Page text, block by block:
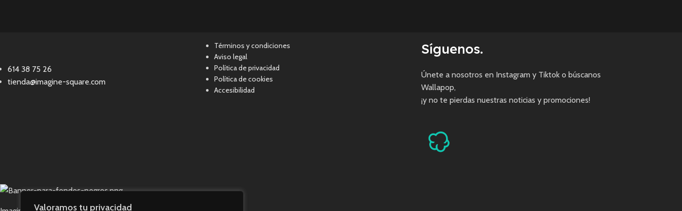
Valoramos tu privacidad
614 38 75 26
tienda@imagine-square.com
Términos y condiciones
Aviso legal
Política de privacidad
Política de cookies
Accesibilidad
Síguenos.
Únete a nosotros en Instagram y Tiktok o búscanos
Wallapop,
¡y no te pierdas nuestras noticias y promociones!